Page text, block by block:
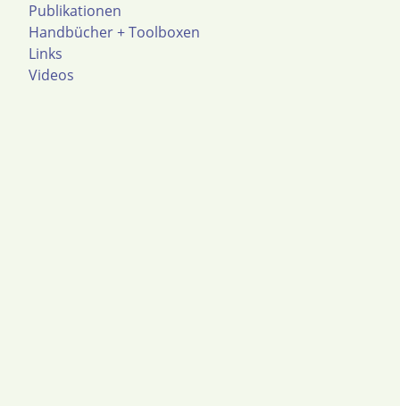
Publikationen
Handbücher + Toolboxen
Links
Videos